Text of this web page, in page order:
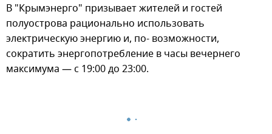
В "Крымэнерго" призывает жителей и гостей
полуострова рационально использовать
электрическую энергию и, по- возможности,
сократить энергопотребление в часы вечернего
максимума — с 19:00 до 23:00.